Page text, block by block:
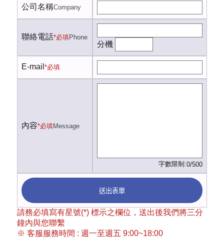
公司名稱Company
聯絡電話*必填Phone
分機
E-mail *必填
內容*必填Message
字數限制:0/500
送出表單
請務必填寫有星號(*) 標示之欄位，送出後我們將三分
鐘內與您聯繫
※ 客服服務時間 : 週一至週五 9:00~18:00